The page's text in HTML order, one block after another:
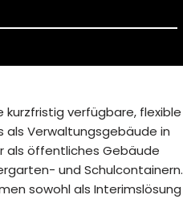
verfügbare, flexible
als Verwaltungsgebäude in
als öffentliches Gebäude
und Schulcontainern.
sowohl als Interimslösung